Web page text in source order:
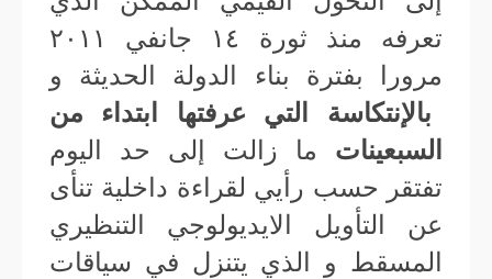
تعرفه منذ ثورة ١٤ جانفي ٢٠١١
مرورا بفترة بناء الدولة الحديثة و
بالإنتكاسة التي عرفتها ابتداء من
السبعينات ما زالت إلى حد اليوم
تفتقر حسب رأيي لقراءة داخلية تنأى
عن التأويل الايديولوجي التنظيري
المسقط و الذي يتنزل في سياقات